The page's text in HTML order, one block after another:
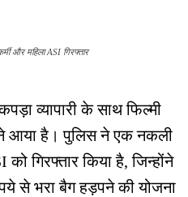
और महिला ASI गिरफ्तार
व्यापारी के साथ फिल्मी
आया है। पुलिस ने एक नकली
गिरफ्तार किया है, जिन्होंने
से भरा बैग हड़पने की योजना